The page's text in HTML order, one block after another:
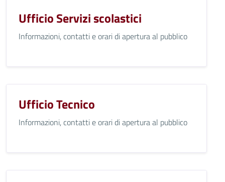
Ufficio Servizi scolastici
Informazioni, contatti e orari di apertura al pubblico
Ufficio Tecnico
Informazioni, contatti e orari di apertura al pubblico